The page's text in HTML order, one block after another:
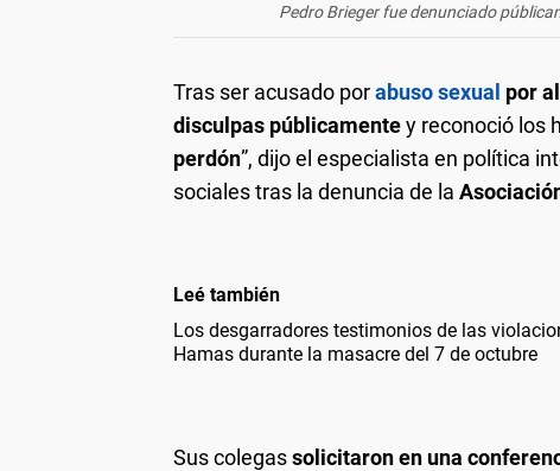
Pedro Brieger fue denunciado
Tras ser acusado porabuso sexual por
disculpas públicamentey reconoció los
perdón”, dijo el especialista en política
sociales tras la denuncia de la
Leé también
Los desgarradores testimonios de las
Hamas durante la masacre del 7 de octubre
Sus colegassolicitaron en una